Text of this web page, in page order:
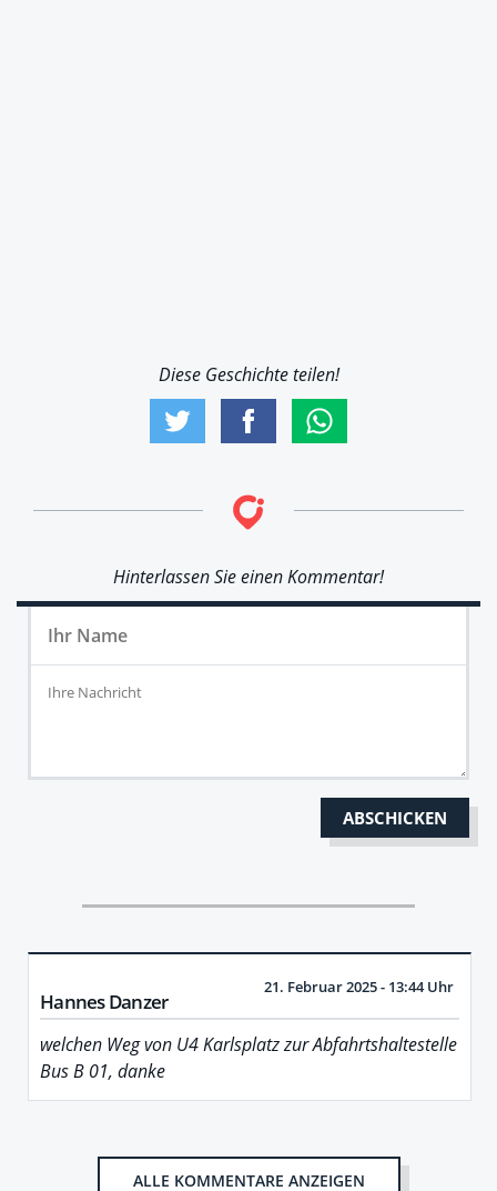
Diese Geschichte teilen!
Hinterlassen Sie einen Kommentar!
Hannes Danzer
21. Februar 2025 - 13:44 Uhr
welchen Weg von U4 Karlsplatz zur Abfahrtshaltestelle
Bus B 01, danke
ALLE KOMMENTARE ANZEIGEN